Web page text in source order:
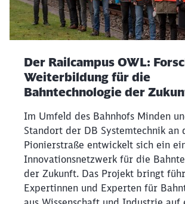
Der Railcampus OWL:
Weiterbildung für die
Bahntechnologie der
Im Umfeld des Bahnhofs Minden
Standort der DB Systemtechnik an
Pionierstraße entwickelt sich ein
Innovationsnetzwerk für die
der Zukunft. Das Projekt bringt
Expertinnen und Experten für